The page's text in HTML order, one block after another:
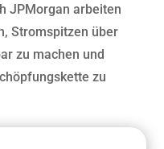
JPMorgan arbeiten
Stromspitzen über
zu machen und
zu